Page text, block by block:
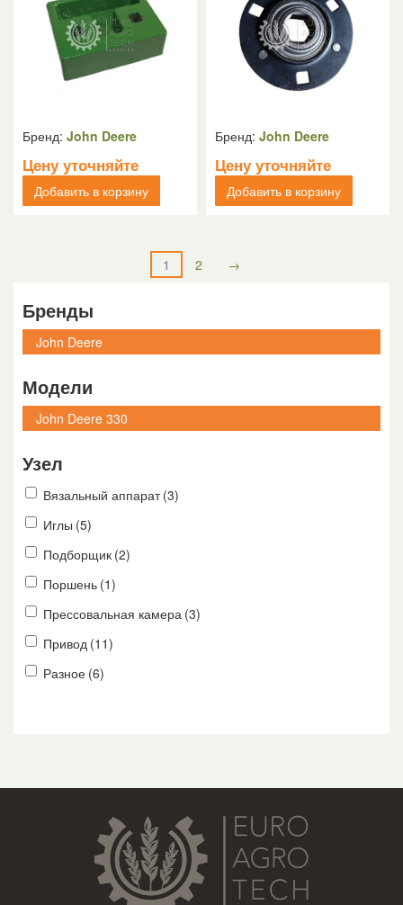
Бренд: John Deere
Цену уточняйте
Добавить в корзину
Бренд: John Deere
Цену уточняйте
Добавить в корзину
1 2 →
Бренды
Модели
Узел
Вязальный аппарат (3)
Иглы (5)
Подборщик (2)
Поршень (1)
Прессовальная камера (3)
Привод (11)
Разное (6)